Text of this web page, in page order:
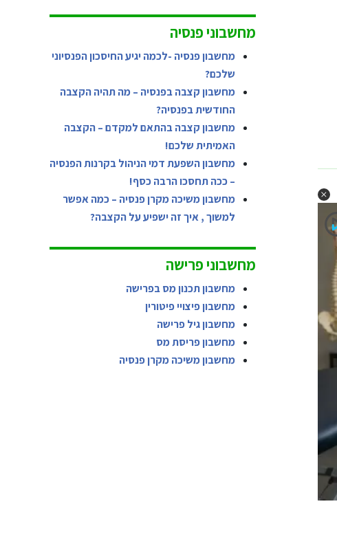
מחשבוני פנסיה
מחשבון פנסיה -לכמה יגיע החיסכון הפנסיוני
שלכם?
מחשבון קצבה בפנסיה – מה תהיה הקצבה
החודשית בפנסיה?
מחשבון קצבה בהתאם למקדם – הקצבה
האמיתית שלכם!
מחשבון השפעת דמי הניהול בקרנות הפנסיה
– ככה תחסכו הרבה כסף!
מחשבון משיכה מקרן פנסיה – כמה אפשר
למשוך , איך זה ישפיע על הקצבה?
מחשבוני פרישה
מחשבון תכנון מס בפרישה
מחשבון פיצויי פיטורין
מחשבון גיל פרישה
מחשבון פריסת מס
מחשבון משיכה מקרן פנסיה